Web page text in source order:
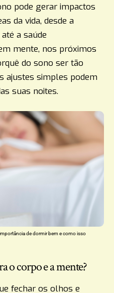
pode gerar impactos
da vida, desde a
a saúde
mente, nos próximos
do sono ser tão
ajustes simples podem
suas noites.
de dormir bem e como isso
o corpo e a mente?
fechar os olhos e